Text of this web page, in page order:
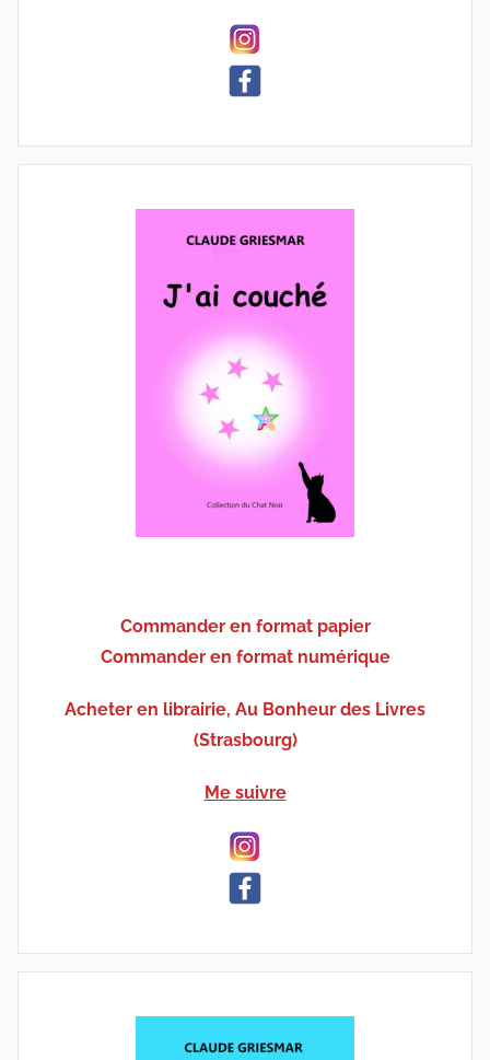
Commander en format papier
Commander en format numérique
Acheter en librairie, Au Bonheur des Livres
(Strasbourg)
Me suivre